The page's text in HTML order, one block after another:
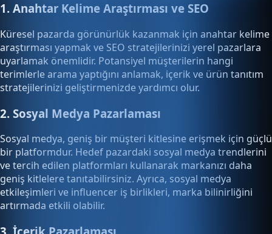
1. Anahtar Kelime Araştırması ve SEO
Küresel pazarda görünürlük kazanmak için anahtar kelime
araştırması yapmak ve SEO stratejilerinizi yerel pazarlara
uyarlamak önemlidir. Potansiyel müşterilerin hangi
terimlerle arama yaptığını anlamak, içerik ve ürün tanıtım
stratejilerinizi geliştirmenizde yardımcı olur.
2. Sosyal Medya Pazarlaması
Sosyal medya, geniş bir müşteri kitlesine erişmek için güçlü
bir platformdur. Hedef pazardaki sosyal medya trendlerini
ve tercih edilen platformları kullanarak markanızı daha
geniş kitlelere tanıtabilirsiniz. Ayrıca, sosyal medya
etkileşimleri ve influencer iş birlikleri, marka bilinirliğini
artırmada etkili olabilir.